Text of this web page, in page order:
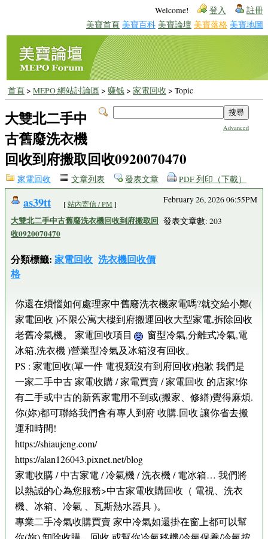
Welcome! 登入 註冊
美寶首頁 美寶百科 美寶論壇 美寶落格 美寶地圖
首頁> MEPO 網站討論區> 赚钱> 家電回收 > Topic
Advanced
大雙北二手中
古舊廢洗衣機
回收到府搬取回收0920070470
家電回收 文章列表 發表文章 PDF 列印（下載）
as39tt [站內寄信 / PM ]
大雙北二手中古舊廢洗衣機回收到府搬取回
收0920070470
分類標籤: 家電回收 洗衣機回收價
格
February 26, 2026 06:55PM
發表文章數: 203
你還在煩惱如何處理家中舊廢洗衣機家電嗎?就交給小鄭(
家電回收 )不限公寓大樓到府搬運回收大型家電,拆除回收
老舊冷氣機。 家電回收項目
窗型冷氣,分離式冷氣,電
冰箱,洗衣機 )營業型冷氣及冰箱沒有回收。
PS : 家電回收(單一件 電視類沒有到府回收)抱歉 我們是
一家二手中古 家電收購 / 家電買賣 / 家電回收 的店家!你
有二手或中古的新舊家電用不到或(搬家、修繕)覺得麻煩.
你(妳)都可聯絡我們會有專人到府 收購.回收 讓你省去搬
運和時間!
https://shiaujeng.com/
https://alan126043.pixnet.net/blog
家電收購 / 中古家電 / 冷氣機 / 洗衣機 / 電冰箱… 我們將
以熱誠的心為您服務>中古家電收購回收（ 電視、洗衣
機、冰箱、冷氣 、瓦斯熱水器具 )。
專業二手冷氣收購買賣 家中冷氣如還掛在窗上都可以幫